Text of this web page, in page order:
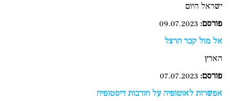
ישראל היום
פורסם:
אל מול קבר הרצל
הארץ
פורסם:
אפשרות לאוטופיה על חורבות דיסטופיה